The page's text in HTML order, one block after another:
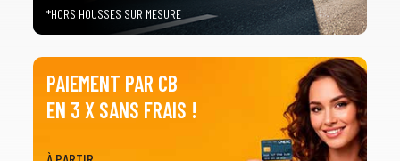
*HORS HOUSSES SUR MESURE
PAIEMENT PAR CB
EN 3 X SANS FRAIS !